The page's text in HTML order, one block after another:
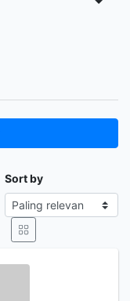
Sort by